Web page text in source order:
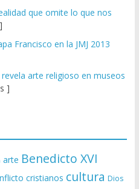
que omite lo que nos
Francisco en la JMJ 2013
revela arte religioso en museos
]
arte Benedicto XVI
cristianos cultura Dios